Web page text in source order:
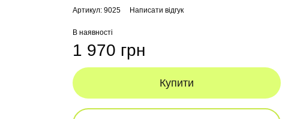
Артикул: 9025 Написати відгук
1 970 грн
В наявності
Купити